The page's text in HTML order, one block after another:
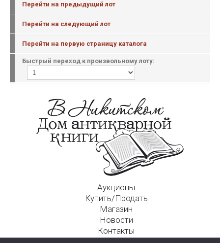
Перейти на предыдущий лот
Перейти на следующий лот
Перейти на первую страницу каталога
Быстрый переход к произвольному лоту:
Аукционы
Купить/Продать
Магазин
Новости
Контакты